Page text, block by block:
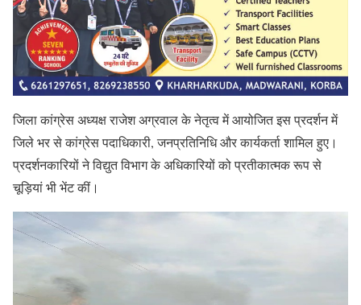
जिला कांग्रेस अध्यक्ष राजेश अग्रवाल के नेतृत्व में आयोजित इस प्रदर्शन में
जिले भर से कांग्रेस पदाधिकारी, जनप्रतिनिधि और कार्यकर्ता शामिल हुए।
प्रदर्शनकारियों ने विद्युत विभाग के अधिकारियों को प्रतीकात्मक रूप से
चूड़ियां भी भेंट कीं।